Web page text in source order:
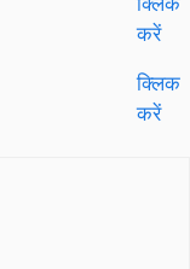
करें
क्लिक
करें